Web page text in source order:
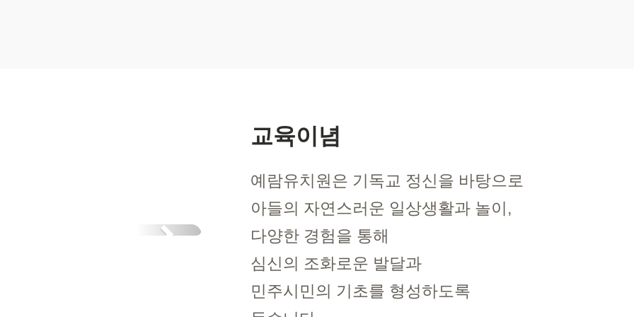
Next
교육이념
예람유치원은 기독교 정신을 바탕으로
아들의 자연스러운 일상생활과 놀이,
다양한 경험을 통해
심신의 조화로운 발달과
민주시민의 기초를 형성하도록